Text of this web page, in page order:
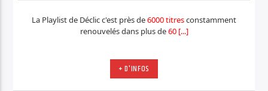
La Playlist de Déclic c'est près de6000 titresconstamment
renouvelés dans plus de60 [...]
+ D'INFOS